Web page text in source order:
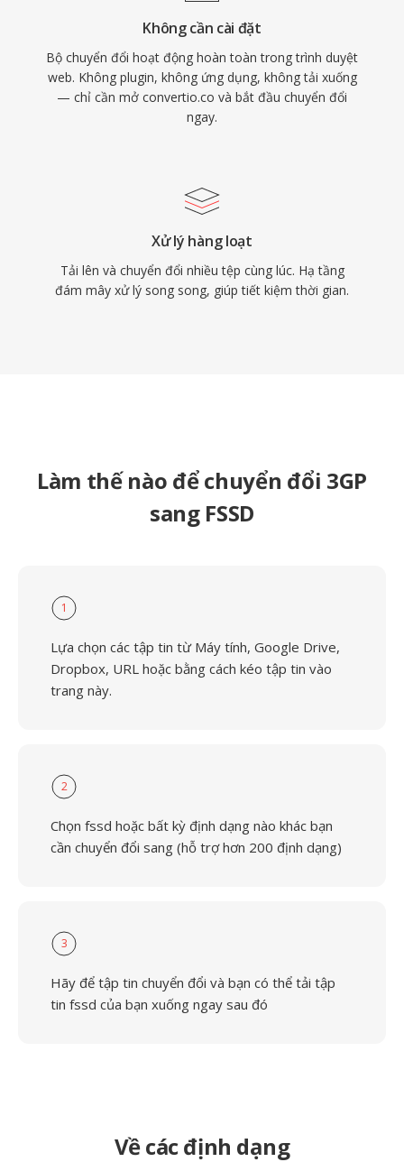
Không cần cài đặt
Bộ chuyển đổi hoạt động hoàn toàn trong trình duyệt
web. Không plugin, không ứng dụng, không tải xuống
— chỉ cần mở convertio.co và bắt đầu chuyển đổi
ngay.
Xử lý hàng loạt
Tải lên và chuyển đổi nhiều tệp cùng lúc. Hạ tầng
đám mây xử lý song song, giúp tiết kiệm thời gian.
Làm thế nào để chuyển đổi 3GP
sang FSSD
1
Lựa chọn các tập tin từ Máy tính, Google Drive,
Dropbox, URL hoặc bằng cách kéo tập tin vào
trang này.
2
Chọn fssd hoặc bất kỳ định dạng nào khác bạn
cần chuyển đổi sang (hỗ trợ hơn 200 định dạng)
3
Hãy để tập tin chuyển đổi và bạn có thể tải tập
tin fssd của bạn xuống ngay sau đó
Về các định dạng